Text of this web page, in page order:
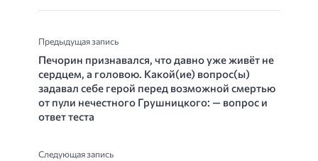
Предыдущая запись
Печорин признавался, что давно уже живёт не
сердцем, а головою. Какой(ие) вопрос(ы)
задавал себе герой перед возможной смертью
от пули нечестного Грушницкого: — вопрос и
ответ теста
Следующая запись